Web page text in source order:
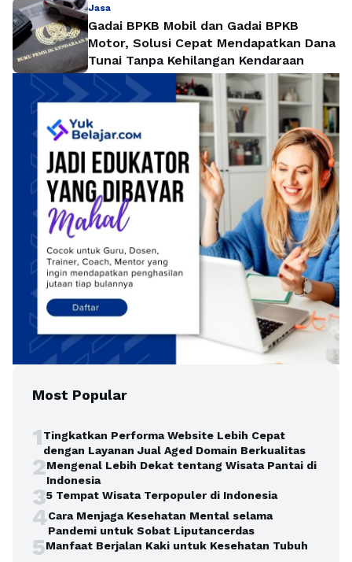
Jasa
Gadai BPKB Mobil dan Gadai BPKB
Motor, Solusi Cepat Mendapatkan Dana
Tunai Tanpa Kehilangan Kendaraan
Most Popular
1Tingkatkan Performa Website Lebih Cepat
dengan Layanan Jual Aged Domain Berkualitas
2Mengenal Lebih Dekat tentang Wisata Pantai di
Indonesia
35 Tempat Wisata Terpopuler di Indonesia
4Cara Menjaga Kesehatan Mental selama
Pandemi untuk Sobat Liputancerdas
5Manfaat Berjalan Kaki untuk Kesehatan Tubuh